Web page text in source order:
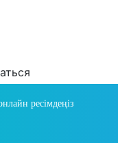
ресімдеңіз